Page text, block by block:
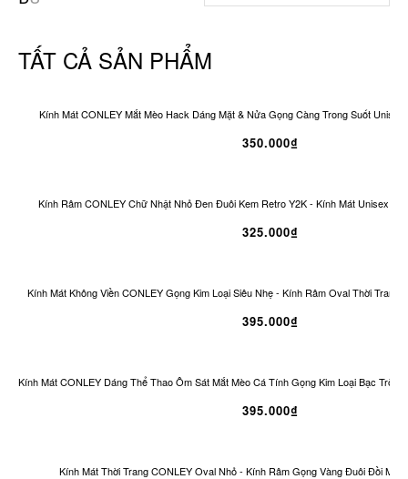
TẤT CẢ SẢN PHẨM
Kính Mát CONLEY Mắt Mèo Hack Dáng Mặt & Nửa Gọng Càng Trong Suốt
350.000₫
Kính Râm CONLEY Chữ Nhật Nhỏ Đen Đuôi Kem Retro Y2K - Kính Mát Unisex
325.000₫
Kính Mát Không Viền CONLEY Gọng Kim Loại Siêu Nhẹ - Kính Râm Oval Thời Trang
395.000₫
Kính Mát CONLEY Dáng Thể Thao Ôm Sát Mắt Mèo Cá Tính Gọng Kim Loại Bạc
395.000₫
Kính Mát Thời Trang CONLEY Oval Nhỏ - Kính Râm Gọng Vàng Đuôi Đồi Mồi